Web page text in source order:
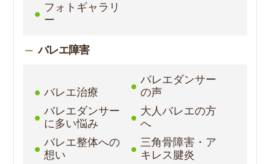
フォトギャラリ
ー
バレエ障害
バレエ治療
バレエダンサー
の声
バレエダンサー
に多い悩み
大人バレエの方
へ
バレエ整体への
想い
三角骨障害・ア
キレス腱炎